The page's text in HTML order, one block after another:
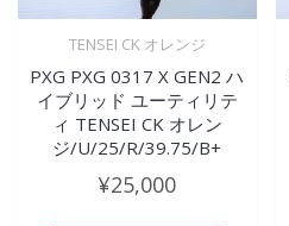
TENSEI CK オレンジ
PXG PXG 0317 X GEN2 ハ
イブリッド ユーティリテ
ィ TENSEI CK オレン
ジ/U/25/R/39.75/B+
¥25,000